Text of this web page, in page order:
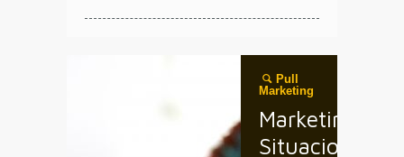
Pull
Marketing
Marketing
Situacional: